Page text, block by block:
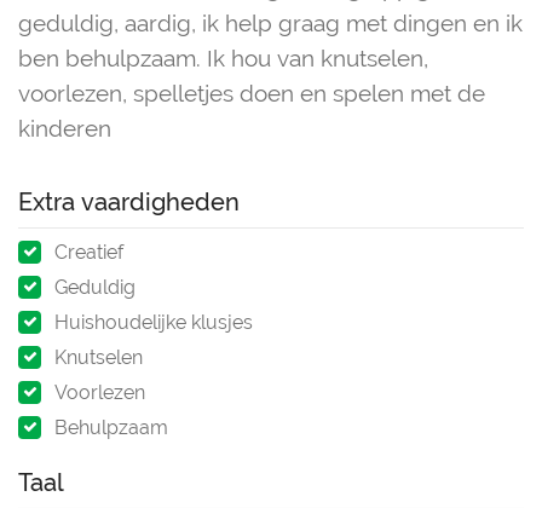
geduldig, aardig, ik help graag met dingen en ik
ben behulpzaam. Ik hou van knutselen,
voorlezen, spelletjes doen en spelen met de
kinderen
Extra vaardigheden
Creatief
Geduldig
Huishoudelijke klusjes
Knutselen
Voorlezen
Behulpzaam
Taal